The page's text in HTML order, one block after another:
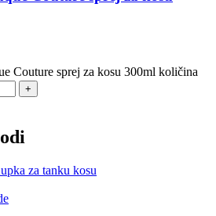
Couture sprej za kosu 300ml količina